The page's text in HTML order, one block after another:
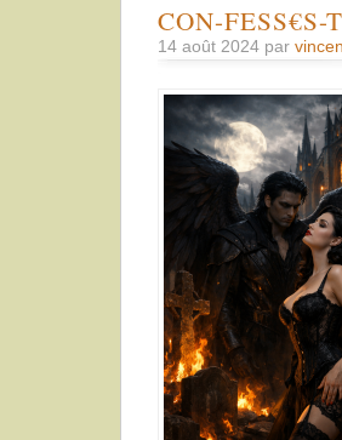
CON-
14 août 2024 par